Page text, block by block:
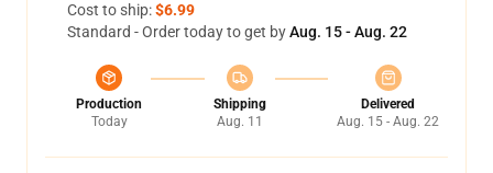
Cost to ship:$6.99
Standard - Order today to get byAug. 15 - Aug. 22
Production
Today
Shipping
Aug. 11
Delivered
Aug. 15 - Aug. 22